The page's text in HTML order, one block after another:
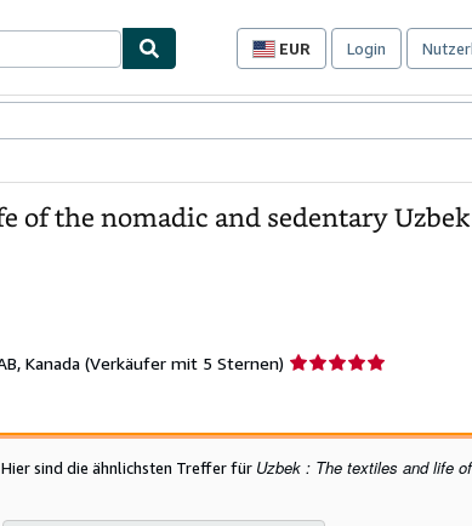
EUR
Seite
Einkaufseinstellungen.
Login
of the nomadic and sedentary
Kanada (Verkäufer mit 5 Sternen) Verkäuferbewertung
5
Sternen
sind die ähnlichsten Treffer für Uzbek : The textiles and life